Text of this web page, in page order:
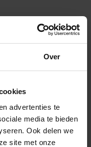
Over
advertenties te
media te bieden
Ook delen we
site met onze